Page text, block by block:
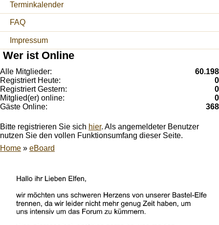
Terminkalender
FAQ
Impressum
Wer ist Online
Alle Mitglieder:
60.198
Registriert Heute:
0
Registriert Gestern:
0
Mitglied(er) online:
0
Gäste Online:
368
Bitte registrieren Sie sich hier. Als angemeldeter Benutzer
nutzen Sie den vollen Funktionsumfang dieser Seite.
Home » eBoard